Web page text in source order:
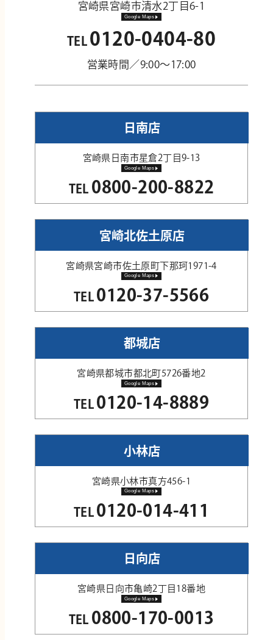
宮崎県宮崎市清水2丁目6-1
Google Maps
TEL 0120-0404-80
営業時間／9:00～17:00
日南店
宮崎県日南市星倉2丁目9-13
Google Maps
TEL 0800-200-8822
宮崎北佐土原店
宮崎県宮崎市佐土原町下那珂1971-4
Google Maps
TEL 0120-37-5566
都城店
宮崎県都城市都北町5726番地2
Google Maps
TEL 0120-14-8889
小林店
宮崎県小林市真方456-1
Google Maps
TEL 0120-014-411
日向店
宮崎県日向市亀崎2丁目18番地
Google Maps
TEL 0800-170-0013